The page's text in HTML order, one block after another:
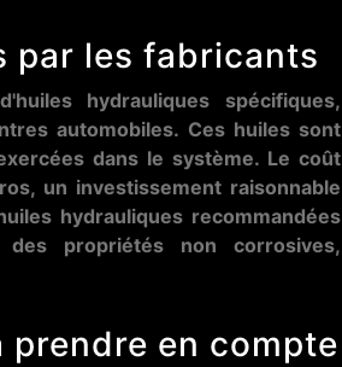
par les fabricants
hydrauliques spécifiques,
automobiles. Ces huiles sont
dans le système. Le coût
un investissement raisonnable
hydrauliques recommandées
propriétés non corrosives,
en compte